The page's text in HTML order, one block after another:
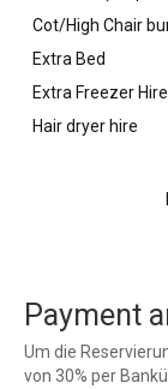
Cot/High Chair
Extra Bed
Extra Freezer Hire
Hair dryer hire
Payment
Um die
von 30% per